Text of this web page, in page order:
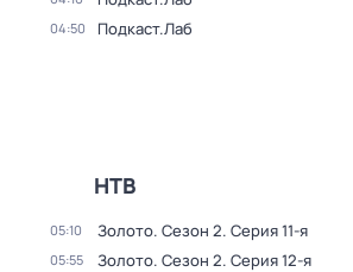
04:50 Подкаст.Лаб
НТВ
05:10 Золото. Сезон 2. Серия 11-я
05:55 Золото. Сезон 2. Серия 12-я